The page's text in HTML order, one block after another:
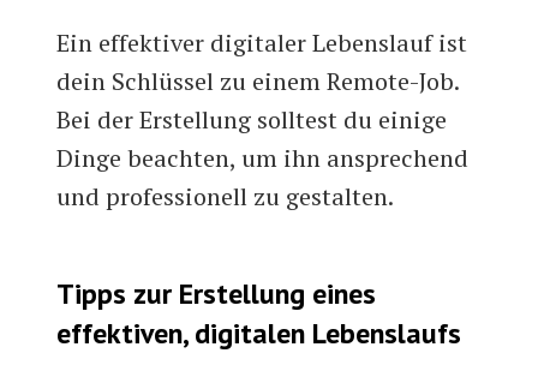
Ein effektiver digitaler Lebenslauf ist
dein Schlüssel zu einem Remote-Job.
Bei der Erstellung solltest du einige
Dinge beachten, um ihn ansprechend
und professionell zu gestalten.
Tipps zur Erstellung eines
effektiven, digitalen Lebenslaufs